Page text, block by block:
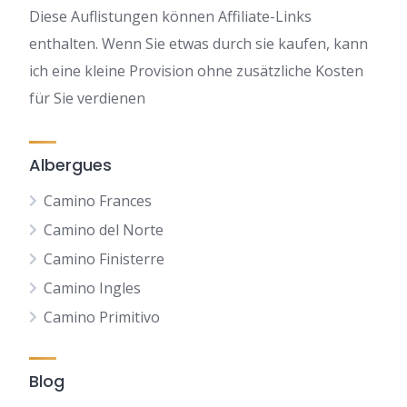
Diese Auflistungen können Affiliate-Links
enthalten. Wenn Sie etwas durch sie kaufen, kann
ich eine kleine Provision ohne zusätzliche Kosten
für Sie verdienen
Albergues
Camino Frances
Camino del Norte
Camino Finisterre
Camino Ingles
Camino Primitivo
Blog